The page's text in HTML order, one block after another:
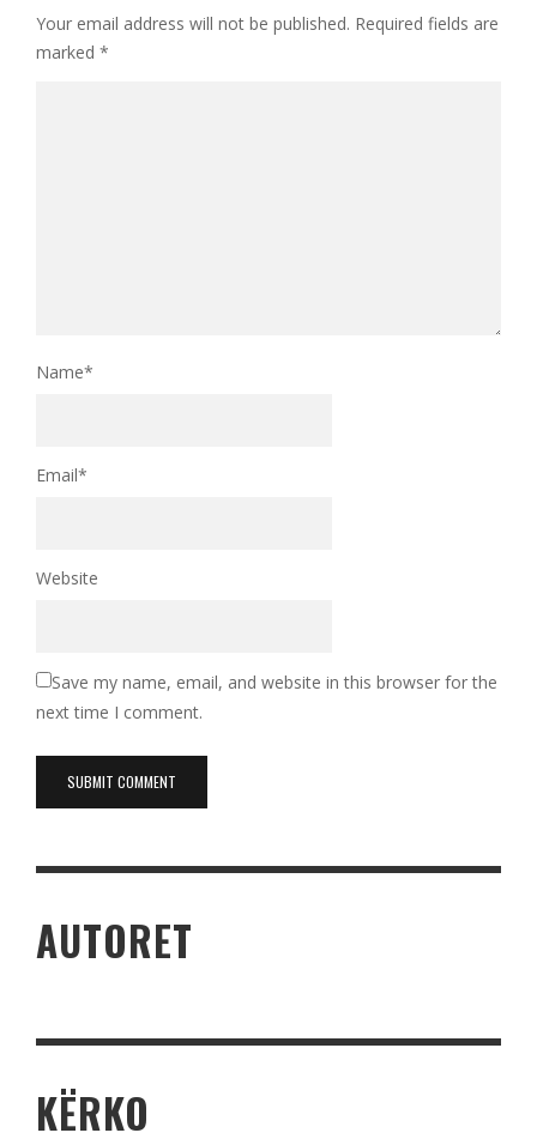
Your email address will not be published. Required fields are
marked *
Name*
Email*
Website
Save my name, email, and website in this browser for the
next time I comment.
AUTORET
KËRKO